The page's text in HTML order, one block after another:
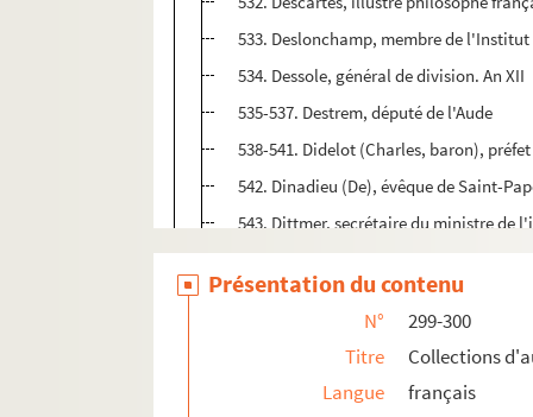
533. Deslonchamp, membre de
534. Dessole, général de division. An XII
535-537. Destrem, député de l'Aude
538-541. Didelot (Charles, baron),
542. Dinadieu (De), évêque de Saint-
543. Dittmer, secrétaire du ministre de
544-547. Domairon, littérateur
548-639.Dossier :lettres et protestation
640-641. Dougados (Jean-François),
642. Dougados (Mme
), mère du Père
643. Doze, peintre
Présentation du contenu
N°
299-300
Titre
Collections
Langue
français